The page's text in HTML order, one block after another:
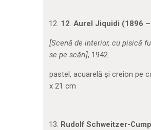
12.Aurel Jiquidi (1896
[Scenă de interior, cu pisică
se pe scări], 1942.
pastel, acuarelă și creion pe
x 21 cm
Rudolf Schweitzer-